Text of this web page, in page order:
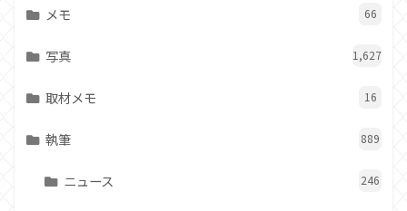
メモ 66
写真 1,627
取材メモ 16
執筆 889
ニュース 246